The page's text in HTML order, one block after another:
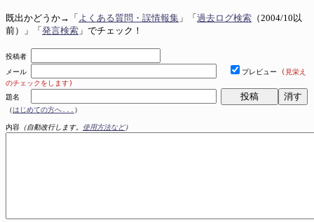
既出かどうか→「 よくある質問・誤情報集 」「 過去ログ検索 （2004/10以
前）」「 発言検索 」でチェック！
投稿者
メール
プレビュー
(見栄え
のチェックをします)
題名
（はじめての方へ... ）
内容 （自動改行します。 使用方法など）